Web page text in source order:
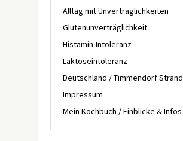
Alltag mit Unverträglichkeiten
Glutenunverträglichkeit
Histamin-Intoleranz
Laktoseintoleranz
Deutschland / Timmendorf Strand
Impressum
Mein Kochbuch / Einblicke & Infos